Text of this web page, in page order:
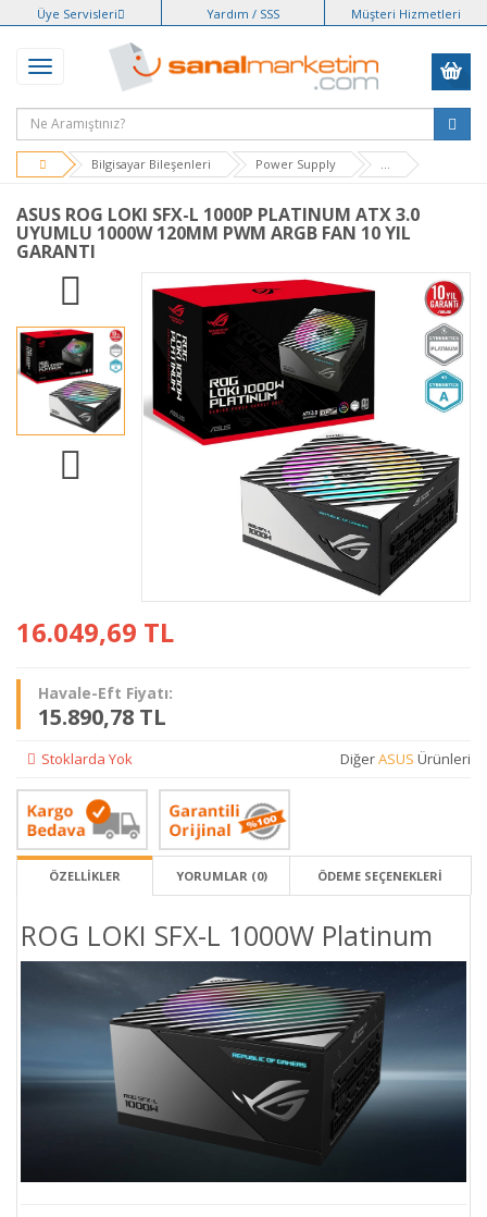
Üye Servisleri Yardım / SSS Müşteri Hizmetleri
Bilgisayar Bileşenleri Power Supply
ASUS ROG LOKI SFX-L 1000P PLATINUM ATX 3.0
UYUMLU 1000W 120MM PWM ARGB FAN 10 YIL
GARANTI
16.049,69 TL
Havale-Eft Fiyatı:
15.890,78 TL
Stoklarda Yok DiğerASUS Ürünleri
ÖZELLİKLER YORUMLAR (0) ÖDEME SEÇENEKLERI
ROG LOKI SFX-L 1000W Platinum